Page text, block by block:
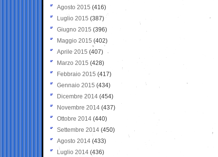
Agosto 2015 (416)
Luglio 2015 (387)
Giugno 2015 (396)
Maggio 2015 (402)
Aprile 2015 (407)
Marzo 2015 (428)
Febbraio 2015 (417)
Gennaio 2015 (434)
Dicembre 2014 (454)
Novembre 2014 (437)
Ottobre 2014 (440)
Settembre 2014 (450)
Agosto 2014 (433)
Luglio 2014 (436)